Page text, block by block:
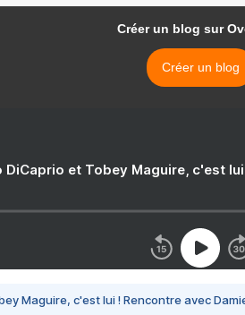
Créer un blog sur
Créer un blog
DiCaprio et Tobey Maguire, c'est
Maguire, c'est lui ! Rencontre avec